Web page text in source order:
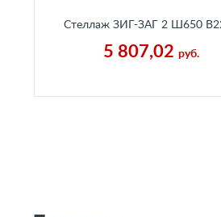
Стеллаж ЗИГ-ЗАГ 2 Ш650
5 807,02 руб.